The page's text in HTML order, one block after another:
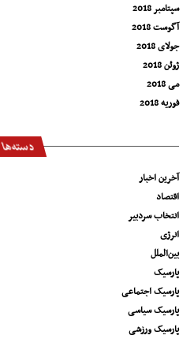
سپتامبر 2018
آگوست 2018
جولای 2018
ژوئن 2018
می 2018
فوریه 2018
دسته‌ها
آخرین اخبار
اقتصاد
انتخاب سردبیر
انرژی
بین‌الملل
پارسیک
پارسیک اجتماعی
پارسیک سیاسی
پارسیک ورزشی